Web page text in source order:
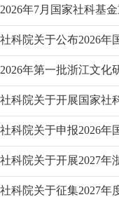
2026年7月国家社科基
社科院关于公布2026年
2026年第一批浙江文化
社科院关于开展国家社
社科院关于申报2026年
社科院关于开展2027年
社科院关于征集2027年